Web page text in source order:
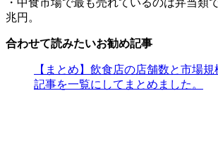
兆円。
合わせて読みたいお勧め記事
【まとめ】飲食店の店舗数と市場
記事を一覧にしてまとめました。